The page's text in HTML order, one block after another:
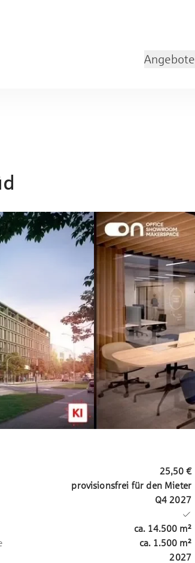
Angebote
25,50 €
provisionsfrei für den Mieter
Q4 2027
ca. 14.500 m²
ca. 1.500 m²
2027